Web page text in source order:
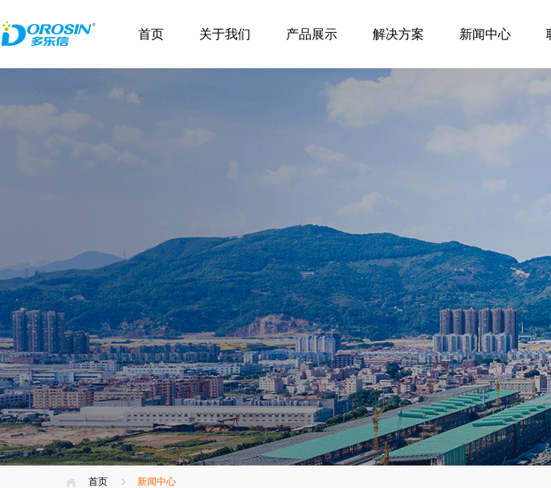
首页 关于我们 产品展示 解决方案 新闻中心
首页 新闻中心